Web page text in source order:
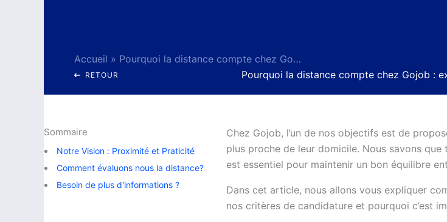
Accueil » Pourquoi la distance compte chez Gojob : explications et critères
RETOUR Pourquoi la distance compte chez Gojob :
Sommaire
Notre Vision : Proximité et Praticité
Comment évaluons nous la distance?
Besoin de plus d'informations ?
Chez Gojob, l’un de nos objectifs est de
plus proche de leur domicile. Nous savons
est essentiel pour maintenir un bon équilibre
Dans cet article, nous allons vous expliquer
nos critères de candidature et pourquoi c’est